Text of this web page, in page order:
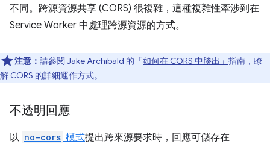
不同。跨源資源共享 (CORS) 很複雜，這種複雜性牽涉到在
Service Worker 中處理跨源資源的方式。
注意： 請參閱 Jake Archibald 的「 如何在 CORS 中勝出」 指南，瞭
解 CORS 的詳細運作方式。
不透明回應
以 no-cors 模式提出跨來源要求時，回應可儲存在